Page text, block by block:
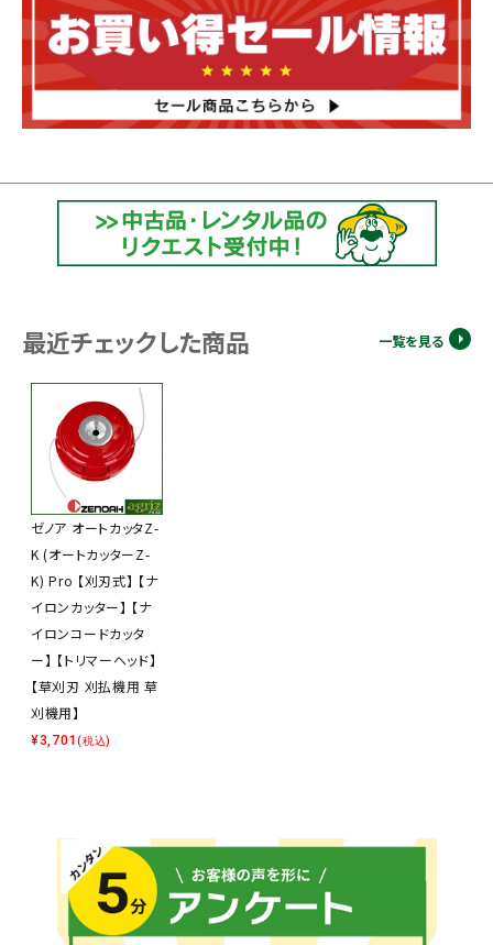
最近チェックした商品 一覧を見る
ゼノア オートカッタZ-
K (オートカッターZ-
K) Pro 【刈刃式】 【ナ
イロンカッター】 【ナ
イロンコードカッタ
ー】 【トリマーヘッド】
【草刈刃 刈払機用 草
刈機用】
¥3,701(税込)